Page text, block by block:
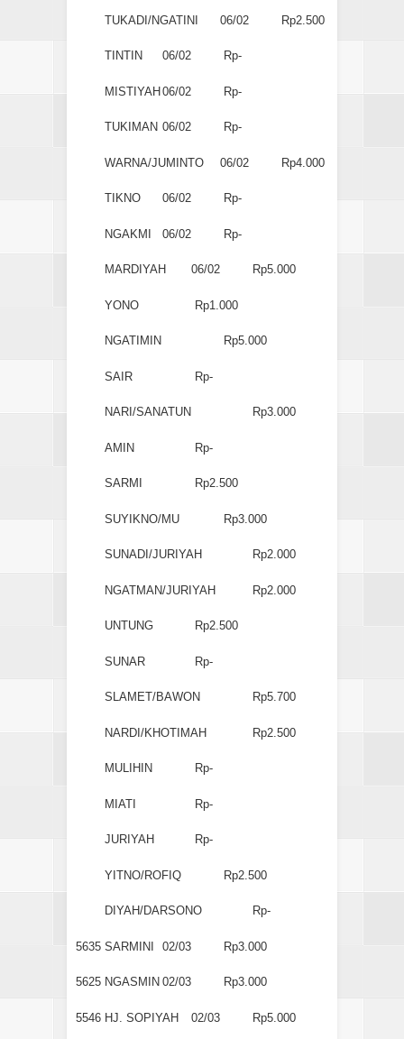
TUKADI/NGATINI 06/02 Rp2.500
TINTIN 06/02 Rp-
MISTIYAH 06/02 Rp-
TUKIMAN 06/02 Rp-
WARNA/JUMINTO 06/02 Rp4.000
TIKNO 06/02 Rp-
NGAKMI 06/02 Rp-
MARDIYAH 06/02 Rp5.000
YONO Rp1.000
NGATIMIN Rp5.000
SAIR Rp-
NARI/SANATUN Rp3.000
AMIN Rp-
SARMI Rp2.500
SUYIKNO/MU Rp3.000
SUNADI/JURIYAH Rp2.000
NGATMAN/JURIYAH Rp2.000
UNTUNG Rp2.500
SUNAR Rp-
SLAMET/BAWON Rp5.700
NARDI/KHOTIMAH Rp2.500
MULIHIN Rp-
MIATI Rp-
JURIYAH Rp-
YITNO/ROFIQ Rp2.500
DIYAH/DARSONO Rp-
5635 SARMINI 02/03 Rp3.000
5625 NGASMIN 02/03 Rp3.000
5546 HJ. SOPIYAH 02/03 Rp5.000